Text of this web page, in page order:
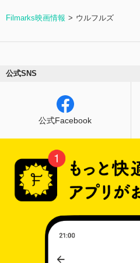
Filmarks映画情報 ウルフルズ
公式SNS
公式Facebook